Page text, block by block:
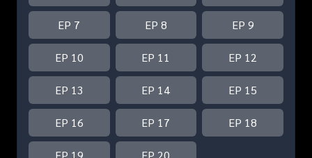
EP 7 EP 8 EP 9
EP 10 EP 11 EP 12
EP 13 EP 14 EP 15
EP 16 EP 17 EP 18
EP 19 EP 20